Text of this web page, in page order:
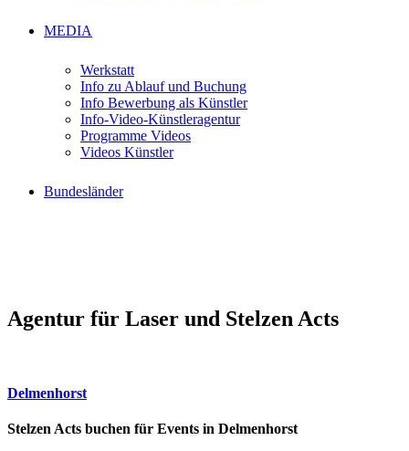
MEDIA
Werkstatt
Info zu Ablauf und Buchung
Info Bewerbung als Künstler
Info-Video-Künstleragentur
Programme Videos
Videos Künstler
Bundesländer
Agentur für Laser und Stelzen Acts
Delmenhorst
Stelzen Acts buchen für Events in Delmenhorst